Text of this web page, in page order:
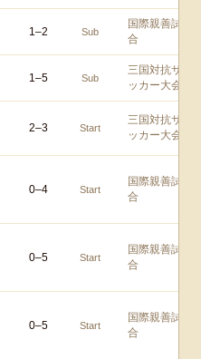
1–2 Sub
国際親善試
合
1–5 Sub
三国対抗サ
ッカー大会
2–3 Start
三国対抗サ
ッカー大会
0–4 Start
国際親善試
合
0–5 Start
国際親善試
合
0–5 Start
国際親善試
合